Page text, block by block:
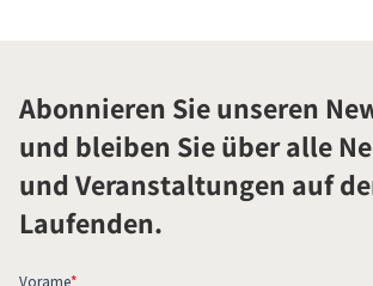
Abonnieren Sie unseren
und bleiben Sie über alle
und Veranstaltungen auf
Laufenden.